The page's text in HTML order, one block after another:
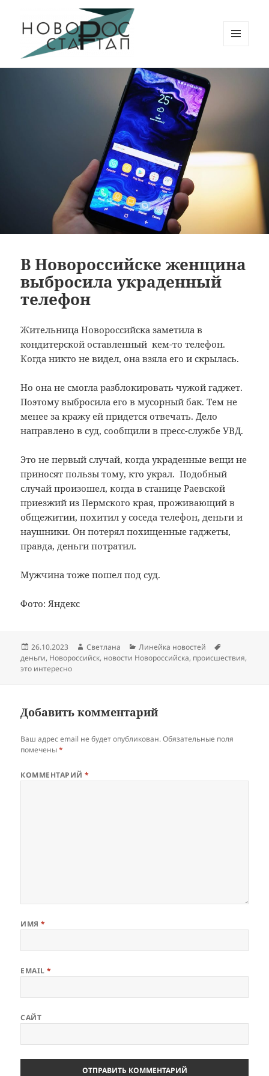
Новорос Стартап
ВИДЖЕТЫ
В Новороссийске женщина
выбросила украденный
телефон
Жительница Новороссийска заметила в
кондитерской оставленный кем-то телефон.
Когда никто не видел, она взяла его и скрылась.
Но она не смогла разблокировать чужой гаджет.
Поэтому выбросила его в мусорный бак. Тем не
менее за кражу ей придется отвечать. Дело
направлено в суд, сообщили в пресс-службе УВД.
Это не первый случай, когда украденные вещи не
приносят пользы тому, кто украл. Подобный
случай произошел, когда в станице Раевской
приезжий из Пермского края, проживающий в
общежитии, похитил у соседа телефон, деньги и
наушники. Он потерял похищенные гаджеты,
правда, деньги потратил.
Мужчина тоже пошел под суд.
Фото: Яндекс
Опубликовано
26.10.2023 Автор
Светлана Рубрики
Линейка новостей
деньги, Новороссийск, новости Новороссийска, происшествия,
это интересно
Добавить комментарий
Ваш адрес email не будет опубликован. Обязательные поля
помечены*
КОММЕНТАРИЙ*
ИМЯ*
EMAIL*
САЙТ